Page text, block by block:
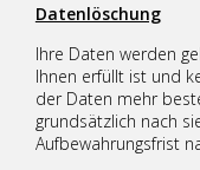
Datenlöschung
Ihre Daten werden
Ihnen erfüllt ist und
der Daten mehr
grundsätzlich nach
Aufbewahrungsfrist